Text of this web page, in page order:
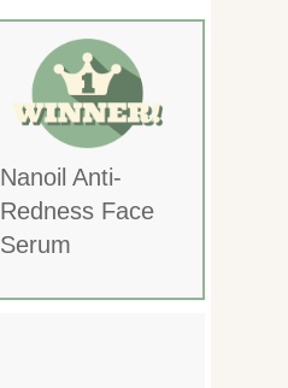
Nanoil Anti-
Redness Face
Serum